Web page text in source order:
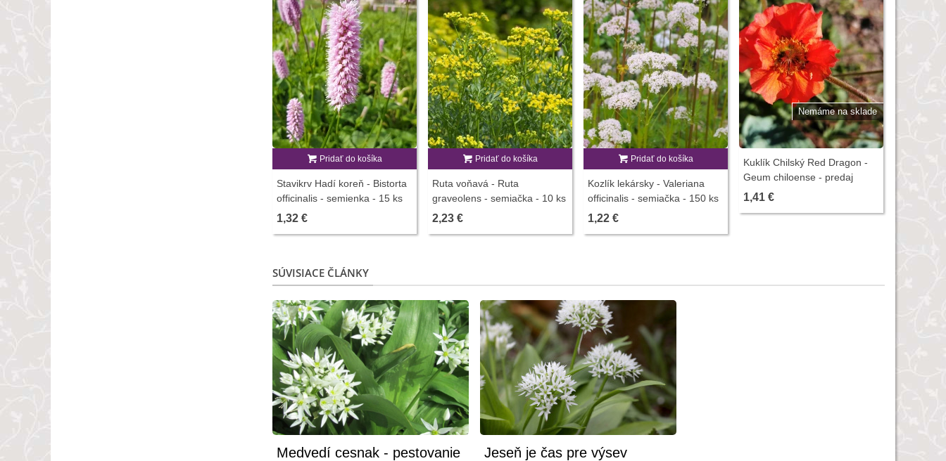
Pridať do košíka
Stavikrv Hadí koreň - Bistorta
officinalis - semienka - 15 ks
1,32 €
Pridať do košíka
Ruta voňavá - Ruta
graveolens - semiačka - 10 ks
2,23 €
Pridať do košíka
Kozlík lekársky - Valeriana
officinalis - semiačka - 150 ks
1,22 €
Nemáme na sklade
Kuklík Chilský Red Dragon -
Geum chiloense - predaj
semien - 20 ks
1,41 €
SÚVISIACE ČLÁNKY
Medvedí cesnak - pestovanie
Jeseň je čas pre výsev